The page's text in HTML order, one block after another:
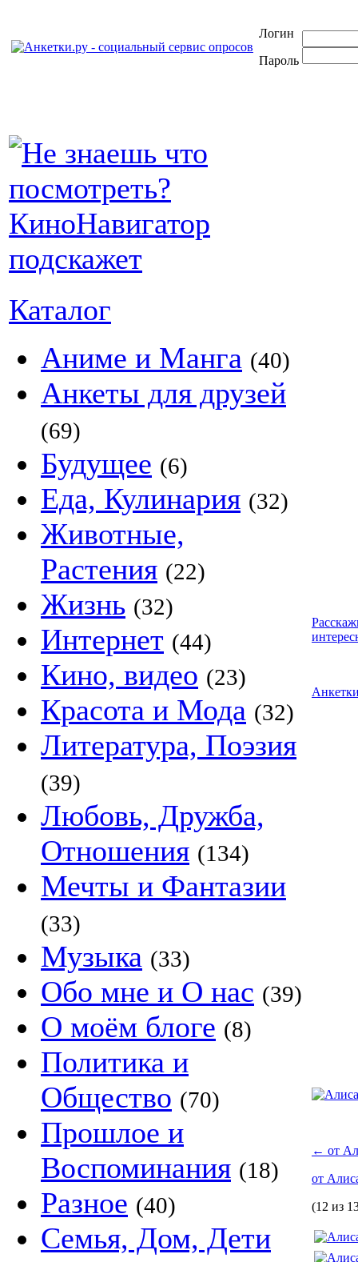
Логин
Пароль
Каталог
Аниме и Манга (40)
Анкеты для друзей
(69)
Будущее (6)
Еда, Кулинария (32)
Животные,
Растения (22)
Жизнь (32)
Интернет (44)
Кино, видео (23)
Красота и Мода (32)
Литература, Поэзия
(39)
Любовь, Дружба,
Отношения (134)
Мечты и Фантазии
(33)
Музыка (33)
Обо мне и О нас (39)
О моём блоге (8)
Политика и
Общество (70)
Прошлое и
Воспоминания (18)
Разное (40)
Семья, Дом, Дети
← от
от
(12 из